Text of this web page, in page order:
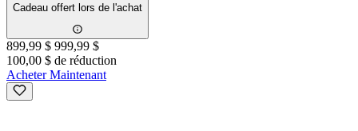
Cadeau offert lors de l'achat
899,99 $ 999,99 $
100,00 $ de réduction
Acheter Maintenant